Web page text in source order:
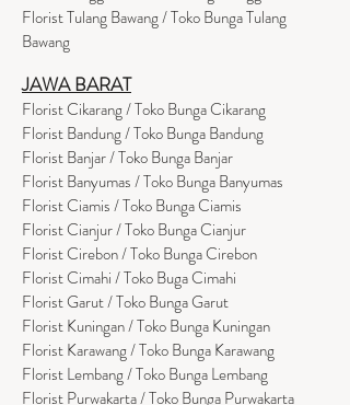
Florist Tulang Bawang / Toko Bunga Tulang
Bawang
JAWA BARAT
Florist Cikarang/ Toko Bunga Cikarang
Florist Bandung / Toko Bunga Bandung
Florist Banjar / Toko Bunga Banjar
Florist Banyumas / Toko Bunga Banyumas
Florist Ciamis / Toko Bunga Ciamis
Florist Cianjur / Toko Bunga Cianjur
Florist Cirebon / Toko Bunga Cirebon
Florist Cimahi / Toko Buga Cimahi
Florist Garut / Toko Bunga Garut
Florist Kuningan / Toko Bunga Kuningan
Florist Karawang / Toko Bunga Karawang
Florist Lembang / Toko Bunga Lembang
Florist Purwakarta / Toko Bunga Purwakarta